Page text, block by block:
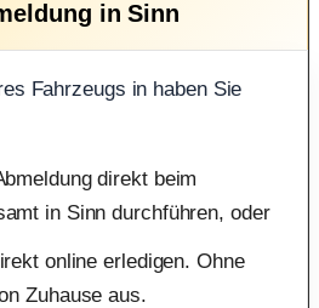
in Sinn
Fahrzeugs in haben Sie
direkt beim
in Sinn durchführen, oder
online erledigen. Ohne
Zuhause aus.